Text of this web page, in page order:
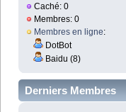
Caché: 0
Membres: 0
Membres en ligne:
DotBot
Baidu (8)
Derniers Membres